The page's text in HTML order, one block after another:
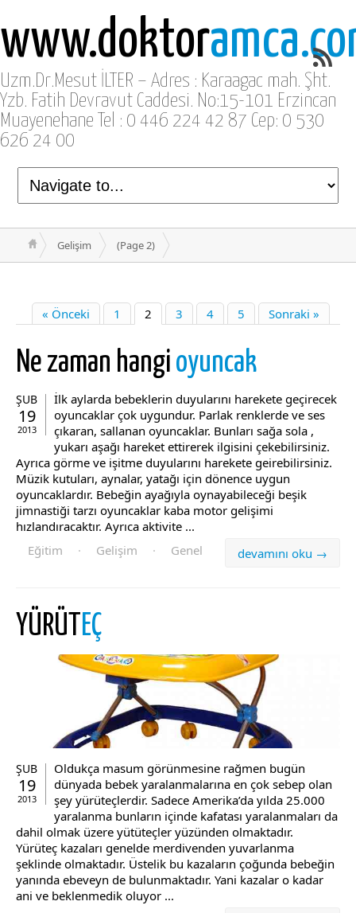
www.doktor
Uzm.Dr.Mesut İLTER – Adres : Karaagac mah. Şht.
Yzb. Fatih Devravut Caddesi. No:15-101 Erzincan
Muayenehane Tel : 0 446 224 42 87 Cep: 0 530
626 24 00
Gelişim (Page 2)
« Önceki 1 2 3 4 5 Sonraki »
Ne zaman hangi oyuncak
ŞUB
19
2013
İlk aylarda bebeklerin duyularını harekete geçirecek
oyuncaklar çok uygundur. Parlak renklerde ve ses
çıkaran, sallanan oyuncaklar. Bunları sağa sola ,
yukarı aşağı hareket ettirerek ilgisini çekebilirsiniz.
Ayrıca görme ve işitme duyularını harekete geirebilirsiniz.
Müzik kutuları, aynalar, yatağı için dönence uygun
oyuncaklardır. Bebeğin ayağıyla oynayabileceği beşik
jimnastiği tarzı oyuncaklar kaba motor gelişimi
hızlandıracaktır. Ayrıca aktivite ...
devamını oku →
Eğitim · Gelişim · Genel
YÜRÜT EÇ
ŞUB
19
2013
Oldukça masum görünmesine rağmen bugün
dünyada bebek yaralanmalarına en çok sebep olan
şey yürüteçlerdir. Sadece Amerika’da yılda 25.000
yaralanma bunların içinde kafatası yaralanmaları da
dahil olmak üzere yütüteçler yüzünden olmaktadır.
Yürüteç kazaları genelde merdivenden yuvarlanma
şeklinde olmaktadır. Üstelik bu kazaların çoğunda bebeğin
yanında ebeveyn de bulunmaktadır. Yani kazalar o kadar
ani ve beklenmedik oluyor ...